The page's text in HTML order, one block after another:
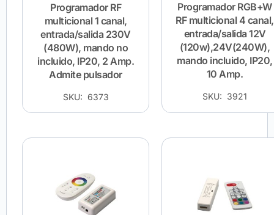
Programador RF
multicional 1 canal,
entrada/salida 230V
(480W), mando no
incluido, IP20, 2 Amp.
Admite pulsador
SKU: 6373
Programador RGB+W
RF multicional 4 canal,
entrada/salida 12V
(120w),24V(240W),
mando incluido, IP20,
10 Amp.
SKU: 3921